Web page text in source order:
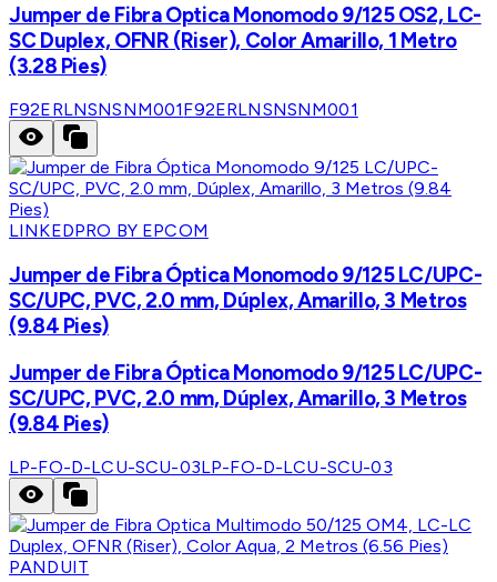
Jumper de Fibra Optica Monomodo 9/125 OS2, LC-
SC Duplex, OFNR (Riser), Color Amarillo, 1 Metro
(3.28 Pies)
F92ERLNSNSNM001F92ERLNSNSNM001
LINKEDPRO BY EPCOM
Jumper de Fibra Óptica Monomodo 9/125 LC/UPC-
SC/UPC, PVC, 2.0 mm, Dúplex, Amarillo, 3 Metros
(9.84 Pies)
Jumper de Fibra Óptica Monomodo 9/125 LC/UPC-
SC/UPC, PVC, 2.0 mm, Dúplex, Amarillo, 3 Metros
(9.84 Pies)
LP-FO-D-LCU-SCU-03LP-FO-D-LCU-SCU-03
PANDUIT